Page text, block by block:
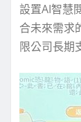
設置AI智慧
合未來需求
限公司長期